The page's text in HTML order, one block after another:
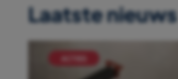
Laatste nieuws